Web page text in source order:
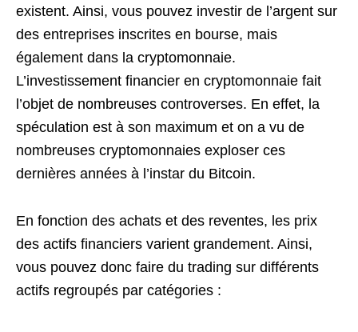
existent. Ainsi, vous pouvez investir de l’argent sur
des entreprises inscrites en bourse, mais
également dans la cryptomonnaie.
L’investissement financier en cryptomonnaie fait
l’objet de nombreuses controverses. En effet, la
spéculation est à son maximum et on a vu de
nombreuses cryptomonnaies exploser ces
dernières années à l’instar du Bitcoin.
En fonction des achats et des reventes, les prix
des actifs financiers varient grandement. Ainsi,
vous pouvez donc faire du trading sur différents
actifs regroupés par catégories :